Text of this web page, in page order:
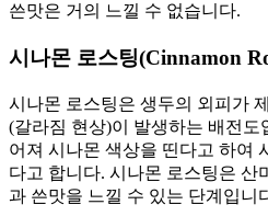
쓴맛은 거의 느낄 수 없습니다.
시나몬 로스팅(Cinnamon
시나몬 로스팅은 생두의 외피가
(갈라짐 현상)이 발생하는 배전도
어져 시나몬 색상을 띤다고 하여
다고 합니다. 시나몬 로스팅은 산
과 쓴맛을 느낄 수 있는 단계입니